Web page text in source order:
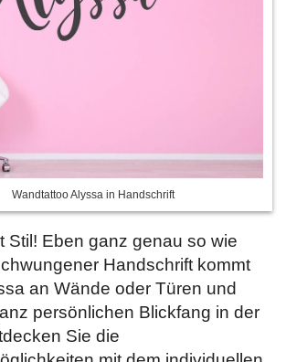
Wandtattoo Alyssa in Handschrift
Stil! Eben ganz genau so wie
Handschrift kommt
an Wände oder Türen und
persönlichen Blickfang in der
Sie die